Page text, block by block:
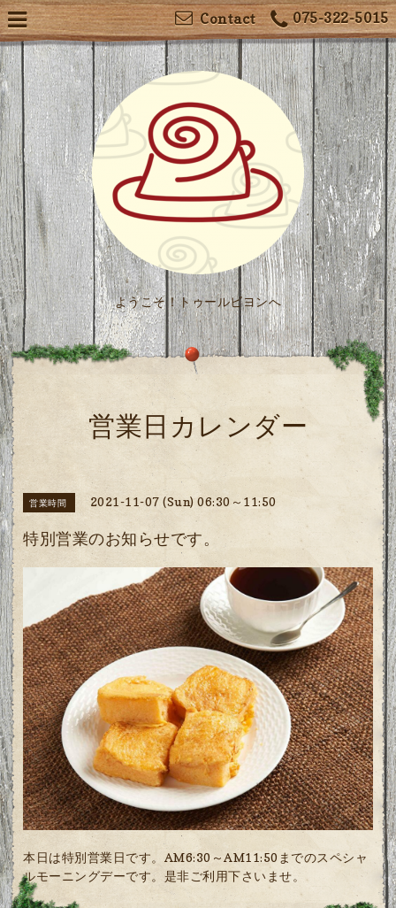
075-322-5015
Contact
ようこそ！トゥールビヨンへ
営業日カレンダー
営業時間 2021-11-07 (Sun) 06:30～11:50
特別営業のお知らせです。
本日は特別営業日です。AM6:30～AM11:50までのスペシャ
ルモーニングデーです。是非ご利用下さいませ。